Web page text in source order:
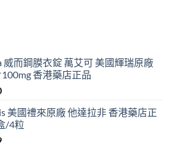
威而鋼膜衣錠 萬艾可 美國輝瑞原廠
香港藥店正品
Current
is:
$450.
美國禮來原廠 他達拉非 香港藥店正
/4粒
Current